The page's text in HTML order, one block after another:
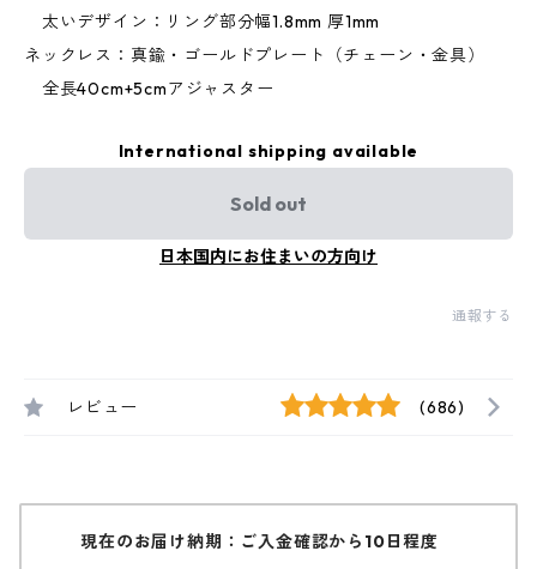
太いデザイン：リング部分幅1.8mm 厚1mm
ネックレス：真鍮・ゴールドプレート（チェーン・金具）
全長40cm+5cmアジャスター
International shipping available
Sold out
日本国内にお住まいの方向け
通報する
レビュー (686)
現在のお届け納期：ご入金確認から10日程度